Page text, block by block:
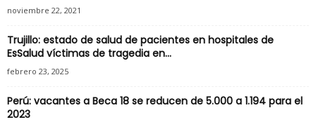
noviembre 22, 2021
Trujillo: estado de salud de pacientes en hospitales de
EsSalud víctimas de tragedia en...
febrero 23, 2025
Perú: vacantes a Beca 18 se reducen de 5.000 a 1.194 para el
2023